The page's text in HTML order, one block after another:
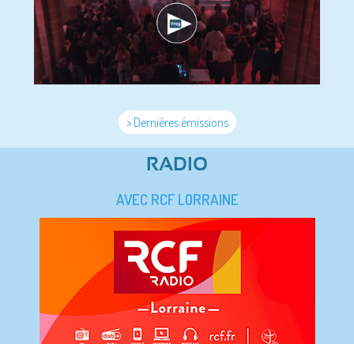
> Dernières émissions
RADIO
AVEC RCF LORRAINE